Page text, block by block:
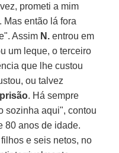
prometi a mim
Mas então lá fora
Assim N. entrou em
um leque, o terceiro
que lhe custou
ou talvez
prisão. Há sempre
sozinha aqui", contou
80 anos de idade.
e seis netos, no